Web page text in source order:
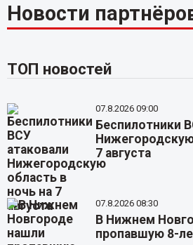
Новости
ТОП новостей
07.8.2026 09:00
Беспилотники
7 августа
07.8.2026 08:30
В Нижнем
пропавшую 8-